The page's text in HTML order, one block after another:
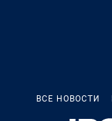
ВСЕ НОВОСТИ